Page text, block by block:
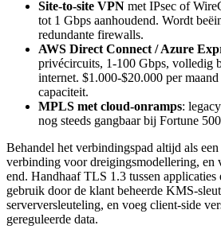
Site-to-site VPN met IPsec of
tot 1 Gbps aanhoudend. Wordt
redundante firewalls.
AWS Direct Connect / Azure
privécircuits, 1-100 Gbps, volledig
internet. $1.000-$20.000 per
capaciteit.
MPLS met cloud-onramps:
nog steeds gangbaar bij Fortune
Behandel het verbindingspad altijd als
verbinding voor dreigingsmodellering, en
end. Handhaaf TLS 1.3 tussen applicaties
gebruik door de klant beheerde KMS-
serverversleuteling, en voeg client-side
gereguleerde data.